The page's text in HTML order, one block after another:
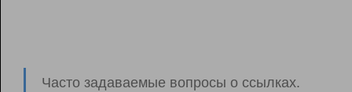
Часто задаваемые вопросы о ссылках.